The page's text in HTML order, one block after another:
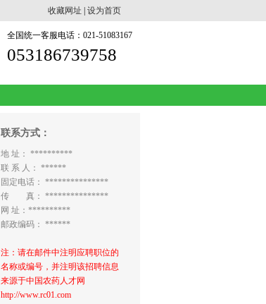
收藏网址 设为首页
全国统一客服电话：021-51083167
053186739758
联系方式：
地 址： **********
联 系 人： ******
固定电话： ***************
传 真： ***************
网 址：**********
邮政编码： ******
注：请在邮件中注明应聘职位的
名称或编号，并注明该招聘信息
来源于中国农药人才网
http://www.rc01.com